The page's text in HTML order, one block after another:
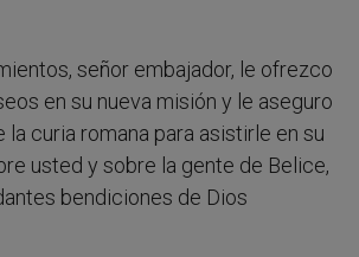
señor embajador, le ofrezco
en su nueva misión y le aseguro
la curia romana para asistirle en su
usted y sobre la gente de Belice,
bendiciones de Dios